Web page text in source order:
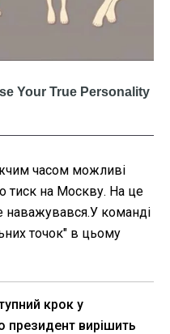
часом можливі
тиск на Москву. На це
команді
точок" в цьому
крок у
президент вирішить